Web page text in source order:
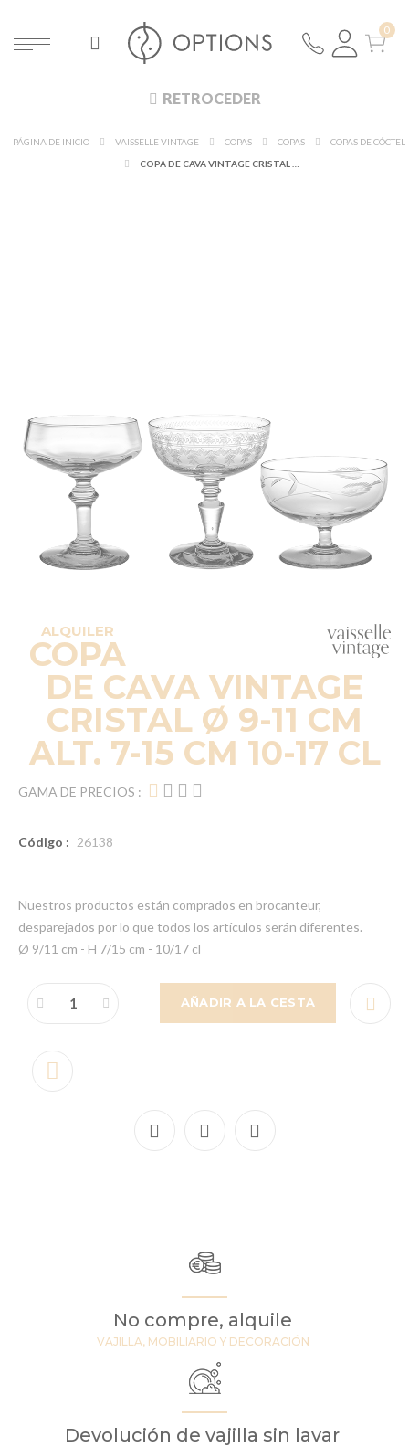
RETROCEDER
PÁGINA DE INICIO VAISSELLE VINTAGE COPAS COPAS
COPAS DE CÓCTEL
ALQUILER
COPA
DE CAVA VINTAGE
CRISTAL Ø 9-11 CM
ALT. 7-15 CM 10-17 CL
GAMA DE PRECIOS :
Código : 26138
Nuestros productos están comprados en brocanteur,
desparejados por lo que todos los artículos serán diferentes.
Ø 9/11 cm - H 7/15 cm - 10/17 cl
AÑADIR A LA CESTA
No compre, alquile
VAJILLA, MOBILIARIO Y DECORACIÓN
Devolución de vajilla sin lavar